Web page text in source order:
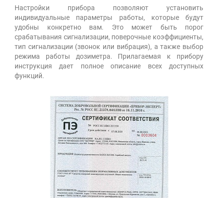
Настройки прибора позволяют установить
индивидуальные параметры работы, которые будут
удобны конкретно вам. Это может быть порог
срабатывания сигнализации, поверочные коэффициенты,
тип сигнализации (звонок или вибрация), а также выбор
режима работы дозиметра. Прилагаемая к прибору
инструкция дает полное описание всех доступных
функций.